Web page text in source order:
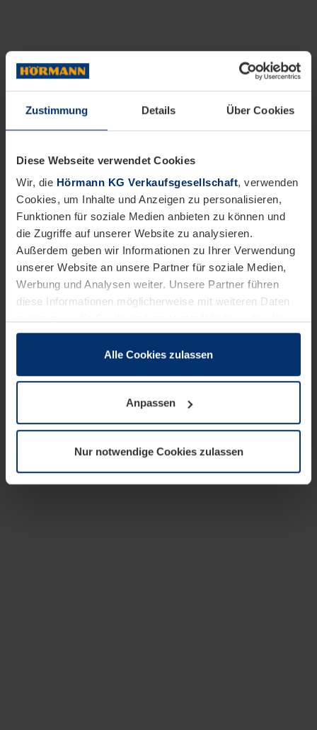
Zustimmung Details Über Cookies
Diese Webseite verwendet Cookies
Wir, die Hörmann KG Verkaufsgesellschaft, verwenden
Cookies, um Inhalte und Anzeigen zu personalisieren,
Funktionen für soziale Medien anbieten zu können und
die Zugriffe auf unserer Website zu analysieren.
Außerdem geben wir Informationen zu Ihrer Verwendung
unserer Website an unsere Partner für soziale Medien,
Werbung und Analysen weiter. Unsere Partner führen
diese Informationen möglicherweise mit weiteren Daten
sie im Rahmen Ihrer Nutzung der Dienste gesammelt
wenn diese für den Betrieb dieser Seite unbedingt
notwendig sind. Für alle anderen Cookie-Typen benötigen
wir Ihre Erlaubnis. Ihre Einwilligung können Sie jederzeit
Datenschutzerklärungunserer Website ändern oder
widerrufen.
Alle Cookies zulassen
Anpassen
Nur notwendige Cookies zulassen